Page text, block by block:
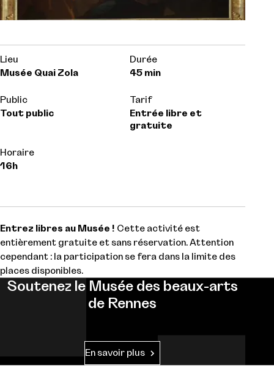
Lieu
Musée Quai Zola
Durée
45 min
Public
Tout public
Tarif
Entrée libre et
gratuite
Horaire
16h
Entrez libres au Musée ! Cette activité est
entièrement gratuite et sans réservation. Attention
cependant : la participation se fera dans la limite des
places disponibles.
Soutenez le Musée des beaux-arts
de Rennes
En savoir plus